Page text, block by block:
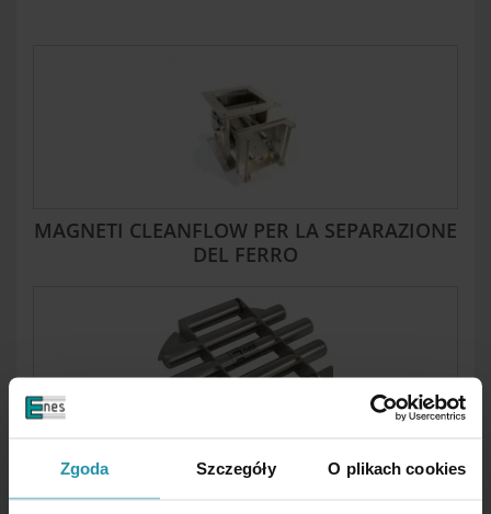
Zgoda Szczegóły O plikach cookies
MAGNETI CLEANFLOW PER LA SEPARAZIONE
DEL FERRO
MAGNETI A TRAMOGGIA PER LA
SEPARAZIONE DEL FERRO